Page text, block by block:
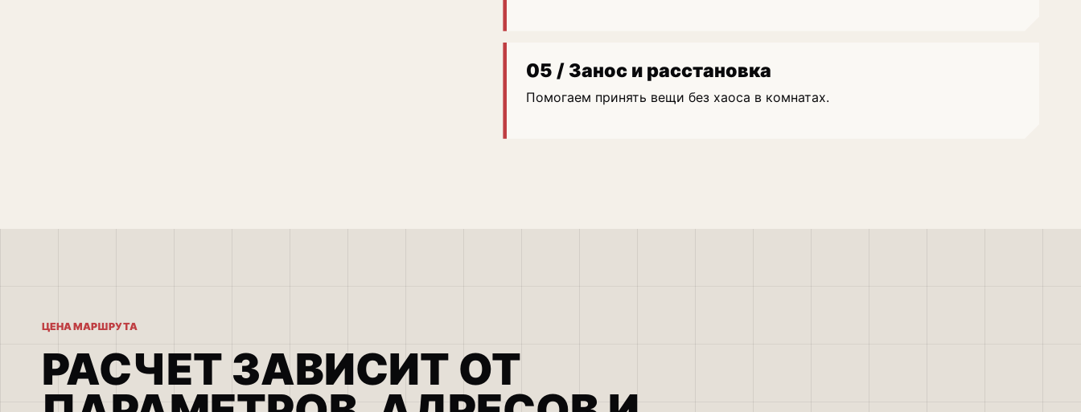
05 / Занос и расстановка
Помогаем принять вещи без хаоса в комнатах.
ЦЕНА МАРШРУТА
РАСЧЕТ ЗАВИСИТ ОТ